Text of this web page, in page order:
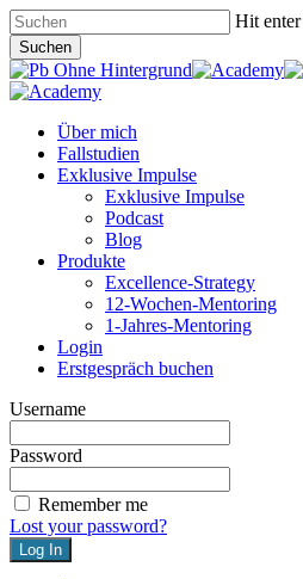
Skip
to
main
content
Hit
Suchen
Close
Search
Menu
Über mich
Fallstudien
Exklusive Impulse
Exklusive Impulse
Podcast
Blog
Produkte
Excellence-Strategy
12-Wochen-Mentoring
1-Jahres-Mentoring
Login
Erstgespräch buchen
Username
Password
Remember me
Lost your password?